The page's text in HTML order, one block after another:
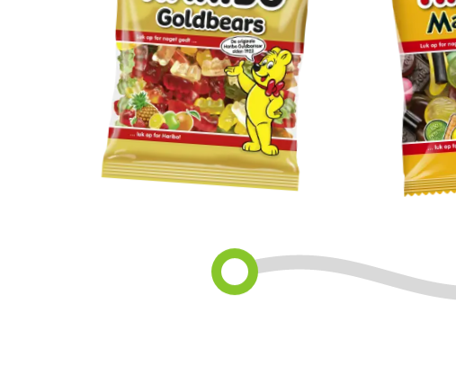
Goldbears
Matador
Mix